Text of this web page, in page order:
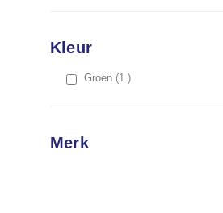
Kleur
Groen 1 item
Merk